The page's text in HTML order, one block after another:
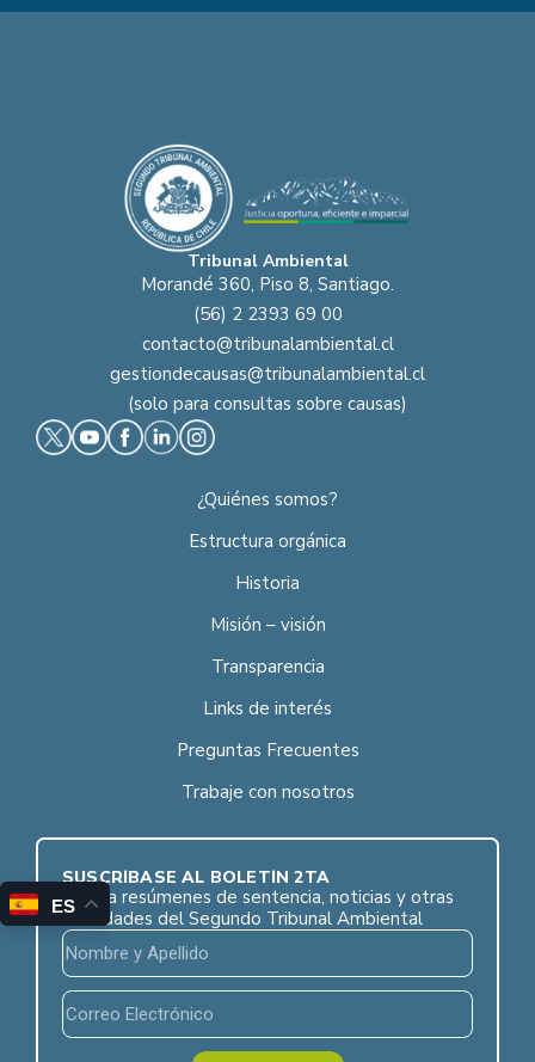
Tribunal Ambiental
Morandé 360, Piso 8, Santiago.
(56) 2 2393 69 00
contacto@tribunalambiental.cl
gestiondecausas@tribunalambiental.cl
(solo para consultas sobre causas)
¿Quiénes somos?
Estructura orgánica
Historia
Misión – visión
Transparencia
Links de interés
Preguntas Frecuentes
Trabaje con nosotros
SUSCRÍBASE AL BOLETÍN 2TA
Reciba resúmenes de sentencia, noticias y otras
novedades del Segundo Tribunal Ambiental
ES